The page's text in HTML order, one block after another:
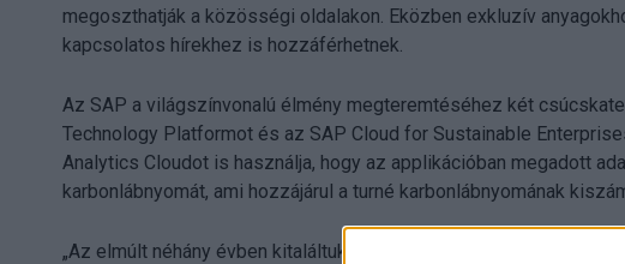
megoszthatják a közösségi oldalakon. Eközben exkluzív
kapcsolatos hírekhez is hozzáférhetnek.
Az SAP a világszínvonalú élmény megteremtéséhez két
Technology Platformot és az SAP Cloud for Sustainable
Analytics Cloudot is használja, hogy az applikációban megadott
karbonlábnyomát, ami hozzájárul a turné karbonlábnyomának
„Az elmúlt néhány évben kitaláltuk, hogyan tehetjük a